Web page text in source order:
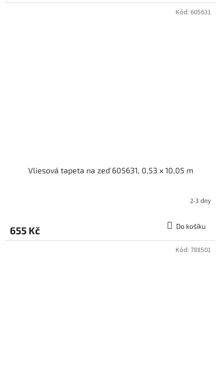
Vliesová tapeta na zeď 605631, 0,53 x 10,05 m
2-3 dny
655 Kč Do košíku
Kód: 605631
Kód: 788501